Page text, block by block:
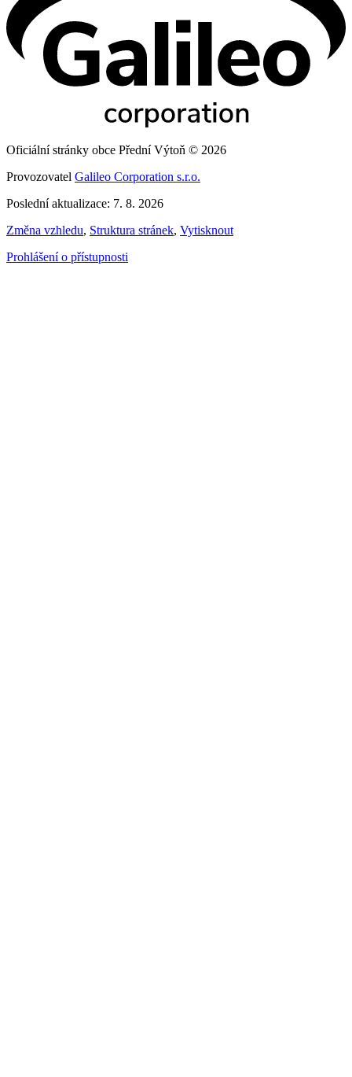
Oficiální stránky obce Přední Výtoň © 2026
Provozovatel Galileo Corporation s.r.o.
Poslední aktualizace: 7. 8. 2026
Změna vzhledu, Struktura stránek, Vytisknout
Prohlášení o přístupnosti